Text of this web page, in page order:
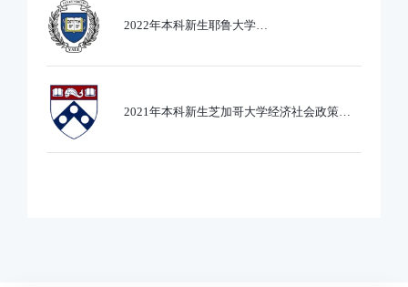
2022年本科新生耶鲁大学
2021年本科新生芝加哥大学经济社会政策专